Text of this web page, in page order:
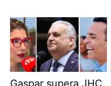
Gaspar supera JHC